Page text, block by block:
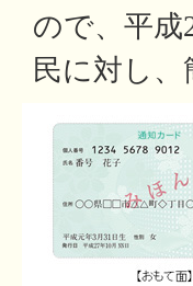
ので、平成
民に対し